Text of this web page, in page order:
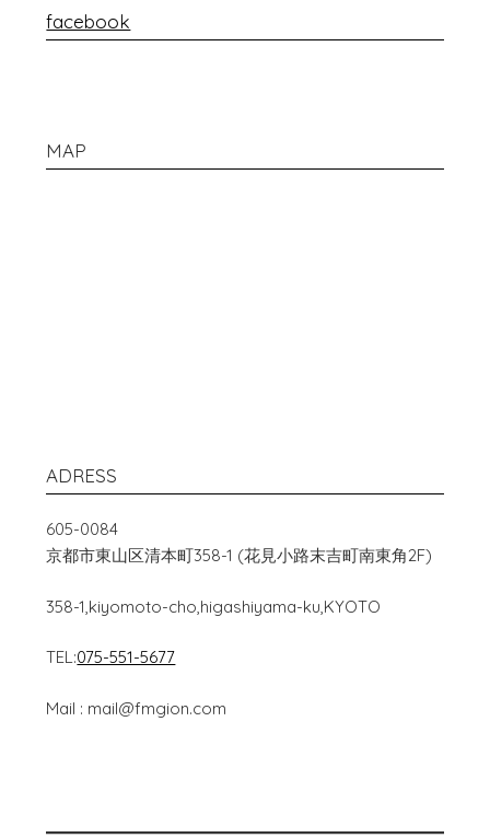
facebook
MAP
ADRESS
605-0084
京都市東山区清本町358-1 (花見小路末吉町南東角2F)
358-1,kiyomoto-cho,higashiyama-ku,KYOTO
TEL:075-551-5677
Mail : mail@fmgion.com